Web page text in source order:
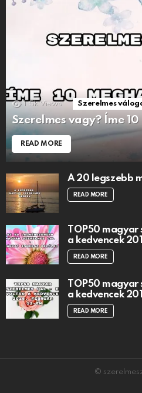
1.5k Views Szerelmes
Szerelmes vagy? Íme
READ MORE
A 20 legszebb
READ MORE
TOP50
a kedvencek
READ MORE
TOP50
a kedvencek
READ MORE
©